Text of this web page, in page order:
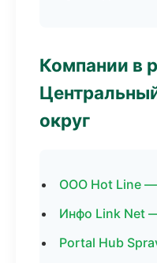
Компании в
округ
ООО Hot Line —
Инфо Link Net
Portal Hub